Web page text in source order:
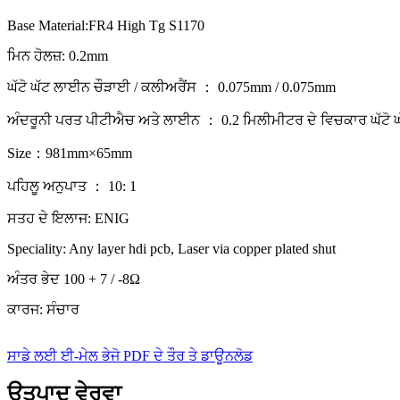
Base Material:FR4 High Tg S1170
ਮਿਨ ਹੋਲਜ਼: 0.2mm
ਘੱਟੋ ਘੱਟ ਲਾਈਨ ਚੌੜਾਈ / ਕਲੀਅਰੈਂਸ ： 0.075mm / 0.075mm
ਅੰਦਰੂਨੀ ਪਰਤ ਪੀਟੀਐਚ ਅਤੇ ਲਾਈਨ ： 0.2 ਮਿਲੀਮੀਟਰ ਦੇ ਵਿਚਕਾਰ
Size：981mm×65mm
ਪਹਿਲੂ ਅਨੁਪਾਤ ： 10: 1
ਸਤਹ ਦੇ ਇਲਾਜ: ENIG
Speciality: Any layer hdi pcb, Laser via copper plated shut
ਅੰਤਰ ਭੇਦ 100 + 7 / -8Ω
ਕਾਰਜ: ਸੰਚਾਰ
ਸਾਡੇ ਲਈ ਈ-ਮੇਲ ਭੇਜੋPDF ਦੇ ਤੌਰ ਤੇ ਡਾਊਨਲੋਡ
ਉਤਪਾਦ ਵੇਰਵਾ